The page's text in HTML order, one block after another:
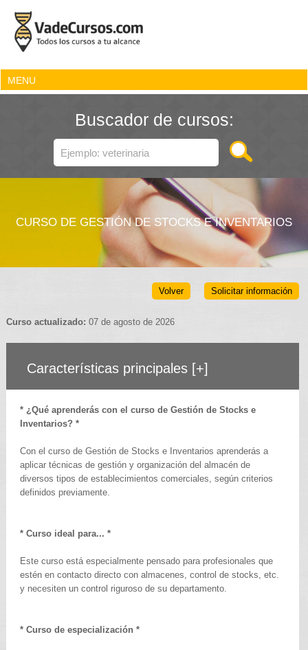
MENU
Buscador de cursos:
CURSO DE GESTIÓN DE STOCKS E INVENTARIOS
Solicitar información
Volver
Curso actualizado: 07 de agosto de 2026
Características principales [+]
* ¿Qué aprenderás con el curso de Gestión de Stocks e
Inventarios? *
Con el curso de Gestión de Stocks e Inventarios aprenderás a
aplicar técnicas de gestión y organización del almacén de
diversos tipos de establecimientos comerciales, según criterios
definidos previamente.
* Curso ideal para... *
Este curso está especialmente pensado para profesionales que
estén en contacto directo con almacenes, control de stocks, etc.
y necesiten un control riguroso de su departamento.
* Curso de especialización *